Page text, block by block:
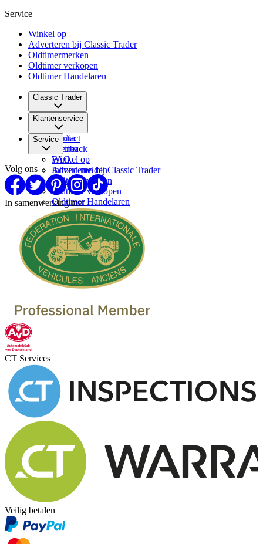
Service
Winkel op
Adverteren bij Classic Trader
Oldtimermerken
Oldtimer verkopen
Oldtimer Handelaren
Classic Trader
Over ons
Vacatures
Media
Partner
Klantenservice
Contact
Feedback
FAQ
Inhoud melden
Service
Winkel op
Adverteren bij Classic Trader
Oldtimermerken
Oldtimer verkopen
Oldtimer Handelaren
Volg ons
In samenwerking met
CT Services
Veilig betalen